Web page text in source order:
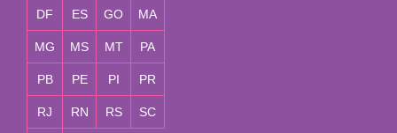
DF ES GO MA
MG MS MT PA
PB PE PI PR
RJ RN RS SC